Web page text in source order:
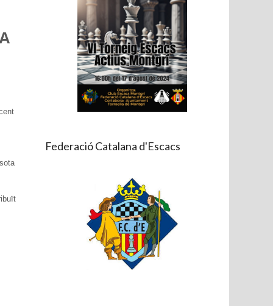
Federació Catalana d'Escacs